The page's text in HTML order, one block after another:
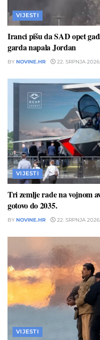
VIJESTI
Iranci pišu da SAD opet
garda napala Jordan
BY NOVINE.HR 22. SRPNJA 2026.
VIJESTI
Tri zemlje rade na vojnom
gotovo do 2035.
BY NOVINE.HR 22. SRPNJA 2026.
VIJESTI